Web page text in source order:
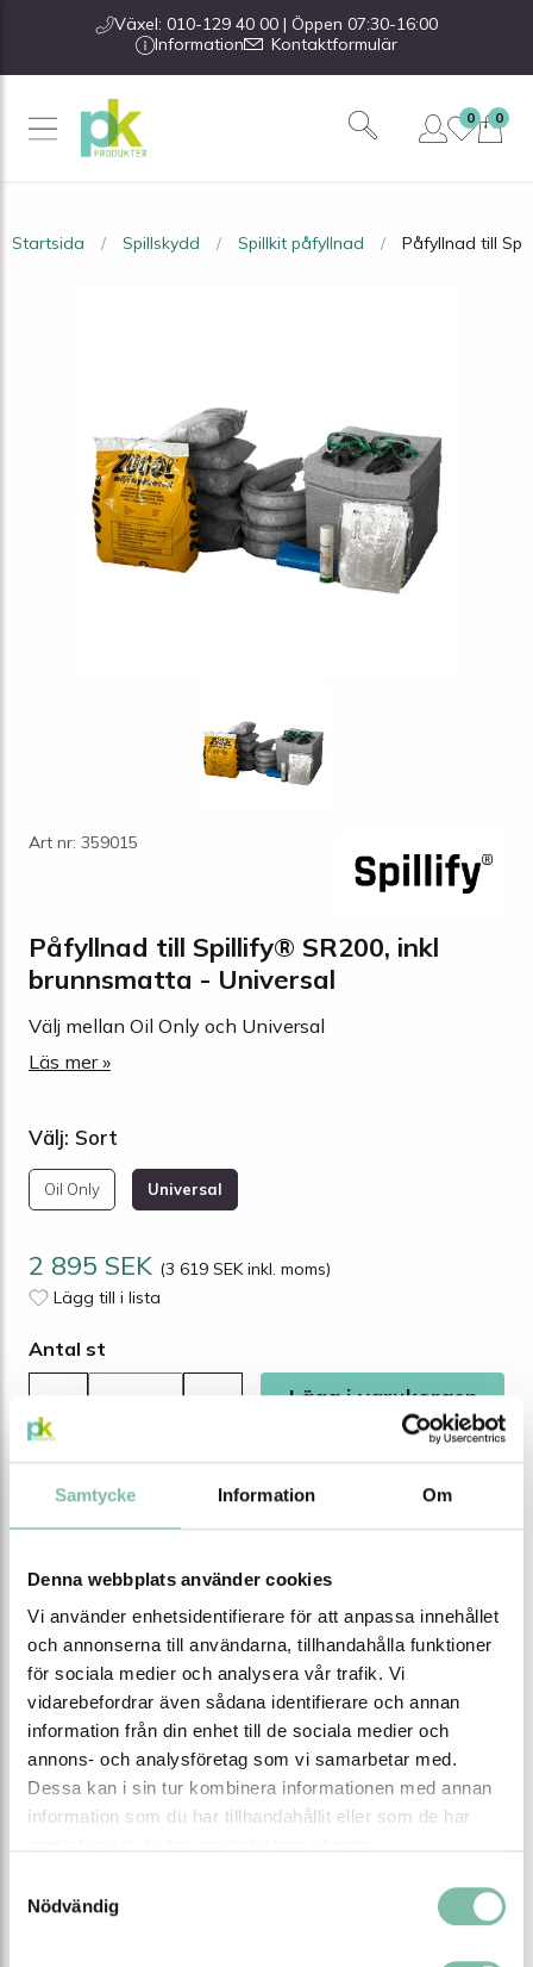
Samtycke Information Om
Denna webbplats använder cookies
Vi använder enhetsidentifierare för att anpassa innehållet
och annonserna till användarna, tillhandahålla funktioner
för sociala medier och analysera vår trafik. Vi
vidarebefordrar även sådana identifierare och annan
information från din enhet till de sociala medier och
annons- och analysföretag som vi samarbetar med.
Dessa kan i sin tur kombinera informationen med annan
information som du har tillhandahållit eller som de har
Nödvändig
Växel: 010-129 40 00 | Öppen 07:30-16:00
Information
Kontaktformulär
0
0
Startsida Spillskydd Spillkit påfyllnad Påfyllnad till
Art nr: 359015
Påfyllnad till Spillify® SR200, inkl
brunnsmatta - Universal
Välj mellan Oil Only och Universal
Läs mer »
Välj: Sort
Oil Only Universal
2 895 SEK (3 619 SEK inkl. moms)
Lägg till i lista
Antal st
Lägg i varukorgen
Tillgänglighet
Lagervara
BESKRIVNING DOKUMENT
Beskrivning
Påfyllnad till Spillredskap® Spillify® 200i en stabil
och väderbeständig box av glasfiber som skyddar
produkterna mot väder och vind.
I boxen finns alla viktiga produkter som kan behövas vid
200 st absorberande ark 40 x 50 cm